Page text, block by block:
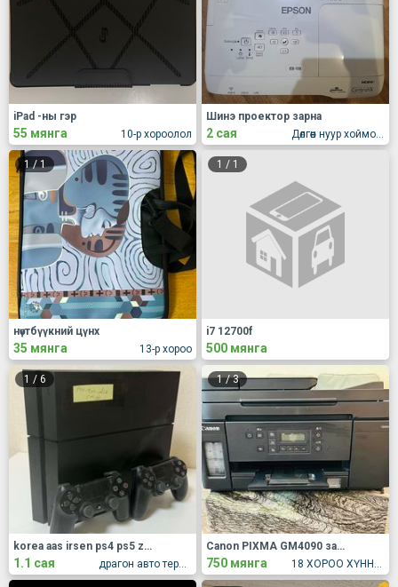
10-р хороолол
iPad -ны гэр
55 мянга Дөлгөөн нуур хойморь оффис
Шинэ проектор зарна
2 сая
1/1
13-р хороо
нөүтбүүкний цүнх
35 мянга
1 / 1
i7 12700f
500 мянга
1 / 6
драгон авто терминал
korea aas irsen ps4 ps5 zarna
1.1 сая
1/3
18 ХОРОО ХҮННҮ 2222 208-202 ТООТ
Canon PIXMA GM4090 зарна Утас 85058606
750 мянга